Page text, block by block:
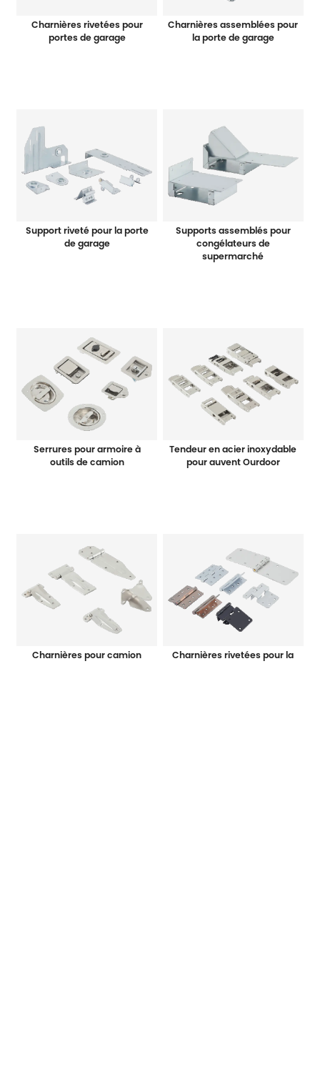
Charnières rivetées pour
portes de garage
Charnières assemblées pour
la porte de garage
Support riveté pour la porte
de garage
Supports assemblés pour
congélateurs de
supermarché
Serrures pour armoire à
outils de camion
Tendeur en acier inoxydable
pour auvent Ourdoor
Charnières pour camion
Charnières rivetées pour la